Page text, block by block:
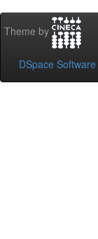
Theme by
DSpace Software